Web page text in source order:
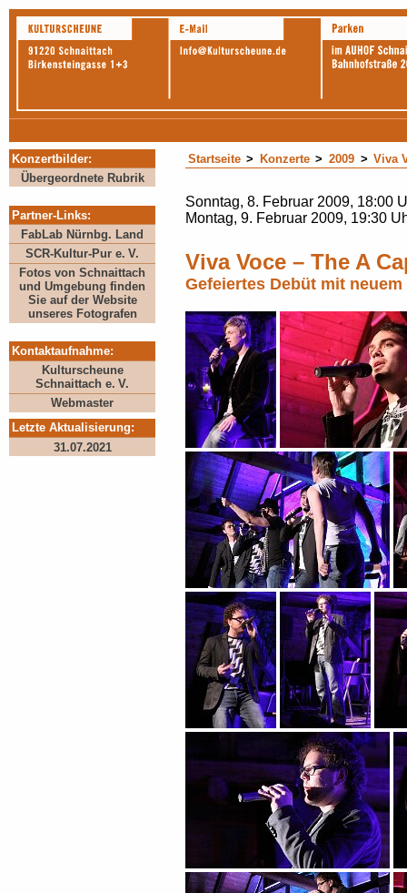
Konzertbilder:
Übergeordnete Rubrik
Partner-Links:
FabLab Nürnbg. Land
SCR-Kultur-Pur e. V.
Fotos von Schnaittach
und Umgebung finden
Sie auf der Website
unseres Fotografen
Kontaktaufnahme:
Kulturscheune
Schnaittach e. V.
Webmaster
Letzte Aktualisierung:
31.07.2021
Startseite > Konzerte > 2009 > Viva
Sonntag, 8. Februar 2009, 18:00
Montag, 9. Februar 2009, 19:30
Viva Voce – The A
Gefeiertes Debüt mit